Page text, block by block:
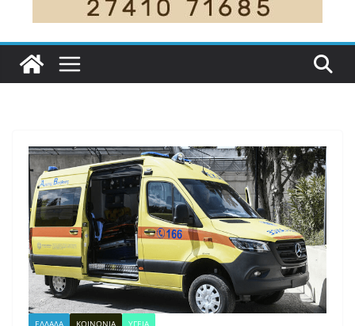
ΕΛΛΑΔΑ ΚΟΙΝΩΝΙΑ ΥΓΕΙΑ